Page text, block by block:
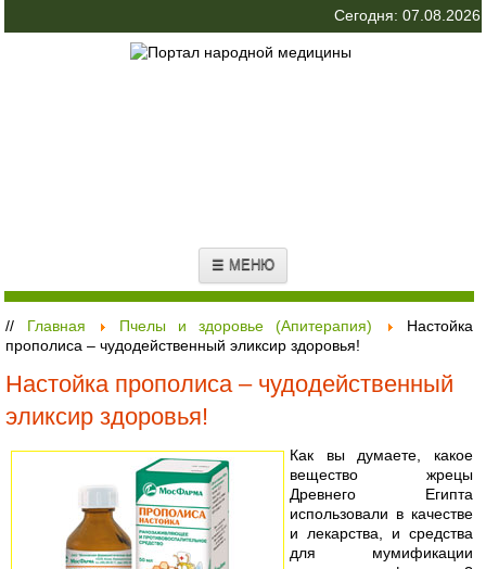
Сегодня: 07.08.2026
☰ МЕНЮ
// Главная Пчелы и здоровье (Апитерапия)
Настойка
прополиса – чудодейственный эликсир здоровья!
Настойка прополиса – чудодейственный
эликсир здоровья!
Как вы думаете, какое
вещество жрецы
Древнего Египта
использовали в качестве
и лекарства, и средства
для мумификации